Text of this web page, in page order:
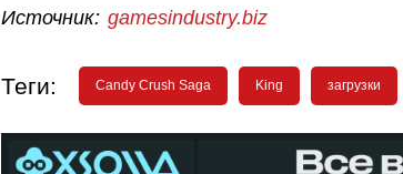
Источник: gamesindustry.biz
Теги: Candy Crush Saga King загрузки